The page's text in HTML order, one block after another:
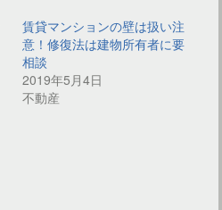
賃貸マンションの壁は扱い注
意！修復法は建物所有者に要
相談
2019年5月4日
不動産